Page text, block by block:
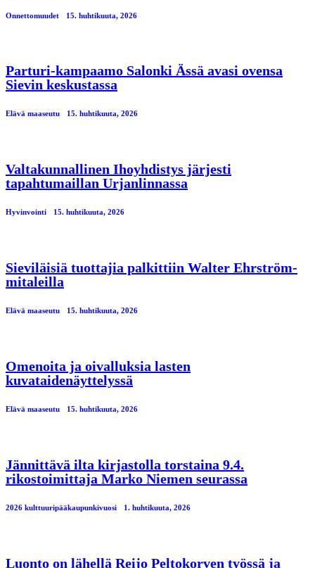
Onnettomuudet 15. huhtikuuta, 2026
Parturi-kampaamo Salonki Ässä avasi ovensa
Sievin keskustassa
Elävä maaseutu 15. huhtikuuta, 2026
Valtakunnallinen Ihoyhdistys järjesti
tapahtumaillan Urjanlinnassa
Hyvinvointi 15. huhtikuuta, 2026
Sieviläisiä tuottajia palkittiin Walter Ehrström-
mitaleilla
Elävä maaseutu 15. huhtikuuta, 2026
Omenoita ja oivalluksia lasten
kuvataidenäyttelyssä
Elävä maaseutu 15. huhtikuuta, 2026
Jännittävä ilta kirjastolla torstaina 9.4.
rikostoimittaja Marko Niemen seurassa
2026 kulttuuripääkaupunkivuosi 1. huhtikuuta, 2026
Luonto on lähellä Reijo Peltokorven työssä ja